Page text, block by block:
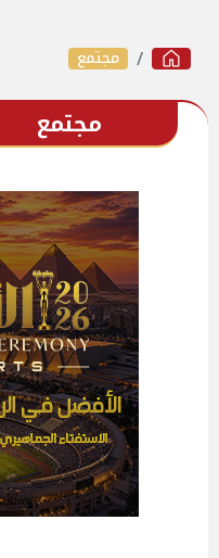
مجتمع
مجتمع